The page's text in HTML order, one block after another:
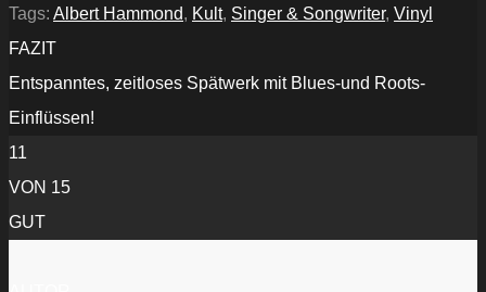
Tags: Albert Hammond, Kult, Singer & Songwriter, Vinyl
FAZIT
Entspanntes, zeitloses Spätwerk mit Blues-und Roots-
Einflüssen!
11
VON 15
GUT